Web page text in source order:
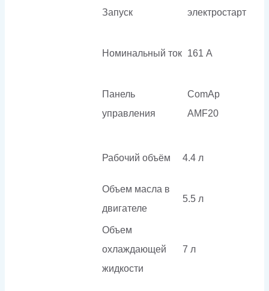
Запуск электростарт
Номинальный ток 161 А
Панель
управления
ComAp
AMF20
Рабочий объём 4.4 л
Объем масла в
двигателе
5.5 л
Объем
охлаждающей
жидкости
7 л